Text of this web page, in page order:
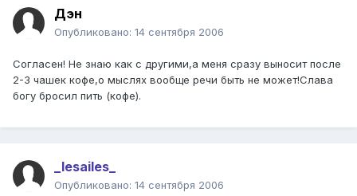
Дэн
Опубликовано: 14 сентября 2006
Согласен! Не знаю как с другими,а меня сразу выносит после
2-3 чашек кофе,о мыслях вообще речи быть не может!Слава
богу бросил пить (кофе).
_lesailes_
Опубликовано: 14 сентября 2006